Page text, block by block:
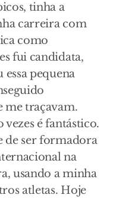
tinha a
carreira com
como
fui candidata,
pequena
me traçavam.
é fantástico.
de ser formadora
na
usando a minha
atletas. Hoje